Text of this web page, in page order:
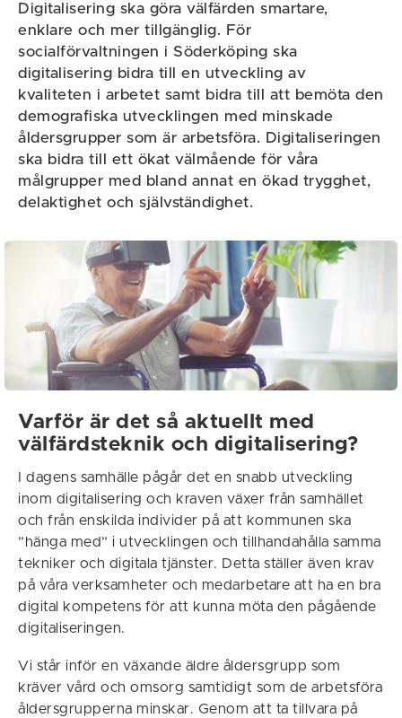
Digitalisering ska göra välfärden smartare,
enklare och mer tillgänglig. För
socialförvaltningen i Söderköping ska
digitalisering bidra till en utveckling av
kvaliteten i arbetet samt bidra till att bemöta den
demografiska utvecklingen med minskade
åldersgrupper som är arbetsföra. Digitaliseringen
ska bidra till ett ökat välmående för våra
målgrupper med bland annat en ökad trygghet,
delaktighet och självständighet.
Varför är det så aktuellt med
välfärdsteknik och digitalisering?
I dagens samhälle pågår det en snabb utveckling
inom digitalisering och kraven växer från samhället
och från enskilda individer på att kommunen ska
”hänga med” i utvecklingen och tillhandahålla samma
tekniker och digitala tjänster. Detta ställer även krav
på våra verksamheter och medarbetare att ha en bra
digital kompetens för att kunna möta den pågående
digitaliseringen.
Vi står inför en växande äldre åldersgrupp som
kräver vård och omsorg samtidigt som de arbetsföra
åldersgrupperna minskar. Genom att ta tillvara på